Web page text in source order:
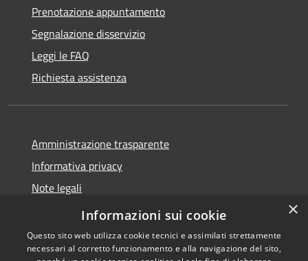
Prenotazione appuntamento
Segnalazione disservizio
Leggi le FAQ
Richiesta assistenza
Amministrazione trasparente
Informativa privacy
Note legali
Dichiarazione di accessibilità
×
Informazioni sui cookie
Questo sito web utilizza cookie tecnici e assimilati strettamente
necessari al corretto funzionamento e alla navigazione del sito,